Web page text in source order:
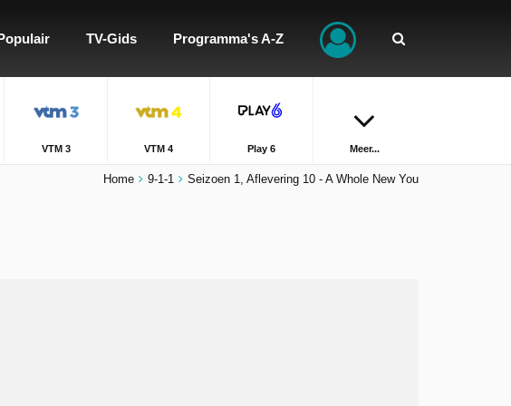
TV-Gids Programma's A-Z
VTM 3 VTM 4 Play 6 Meer...
Home 9-1-1 Seizoen 1, Aflevering 10 - A Whole New You